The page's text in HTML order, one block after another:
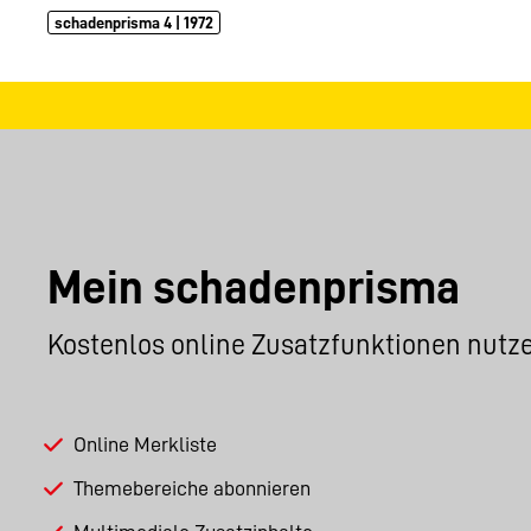
schadenprisma 4 | 1972
Mein schadenprisma
Kostenlos online Zusatzfunktionen
Online Merkliste
Themebereiche abonnieren